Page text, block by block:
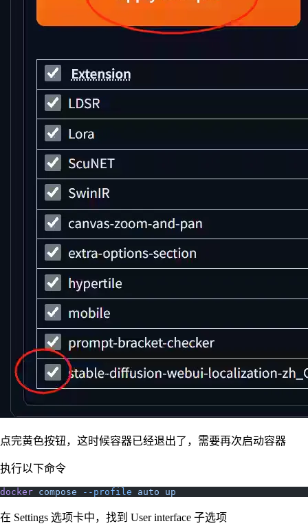
点完黄色按钮，这时候容器已经退出了，需要再次启动容器
执行以下命令
docker compose --profile auto up
在 Settings 选项卡中，找到 User interface 子选项